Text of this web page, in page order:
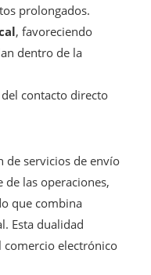
prolongados.
, favoreciendo
dentro de la
contacto directo
de servicios de envío
de las operaciones,
que combina
Esta dualidad
electrónico